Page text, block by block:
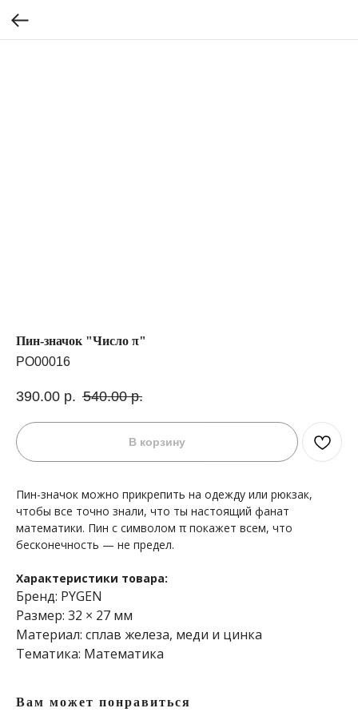
Пин-значок "Число π"
PO00016
390.00 р. 540.00 р.
В корзину
Пин-значок можно прикрепить на одежду или рюкзак,
чтобы все точно знали, что ты настоящий фанат
математики. Пин с символом π покажет всем, что
бесконечность — не предел.
Характеристики товара:
Бренд: PYGEN
Размер: 32 × 27 мм
Материал: сплав железа, меди и цинка
Тематика: Математика
Вам может понравиться